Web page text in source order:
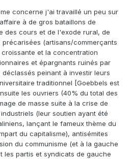
concerne j'ai travaillé un peu sur
à de gros bataillons de
des cours et de l'exode rural, de
(artisans/commerçants
et la concentration
et épargnants ruinés par
peinant à investir leurs
traditionnel [Goebbels est
les ouvriers (40% du total des
de masse suite à la crise de
(leur soutien ayant été
lançant le fameux thème du
du capitalisme), antisémites
du communisme (et à la gauche
les partis et syndicats de gauche